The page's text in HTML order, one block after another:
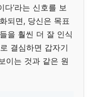
다’라는 신호를 보
되면, 당신은 목표
을 훨씬 더 잘 인식
결심하면 갑자기
이는 것과 같은 원